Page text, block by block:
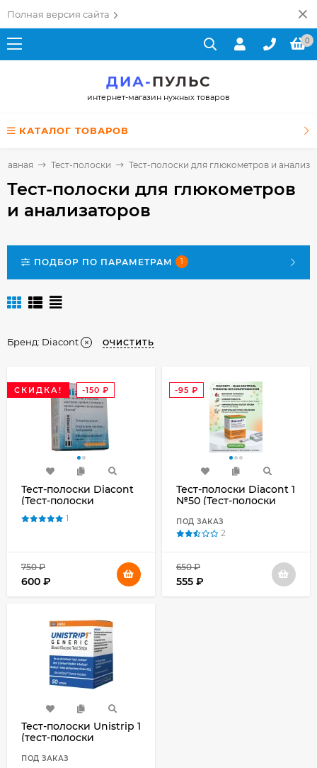
Полная версия сайта
0
ДИА-ПУЛЬС
интернет-магазин нужных товаров
КАТАЛОГ ТОВАРОВ
Тест-полоски Тест-полоски для глюкометров и
Тест-полоски для глюкометров
и анализаторов
ПОДБОР ПО ПАРАМЕТРАМ 1
Бренд: Diacont ОЧИСТИТЬ
СКИДКА! -150 ₽
Тест-полоски Diacont
(Тест-полоски
Диаконт) №50
1
750₽
600 ₽
-95 ₽
Тест-полоски Diacont 1
№50 (Тест-полоски
совместимые с
системой контроля
Select Simple
ПОД ЗАКАЗ
2
650₽
555 ₽
Тест-полоски Unistrip 1
(тест-полоски
дженерик OneTouch
ПОД ЗАКАЗ